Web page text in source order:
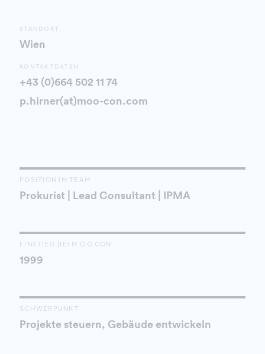
STANDORT
Wien
KONTAKTDATEN
+43 (0)664 502 11 74
p.hirner(at)moo-con.com
POSITION IM TEAM
Prokurist | Lead Consultant | IPMA
EINSTIEG BEI M.O.O.CON
1999
SCHWERPUNKT
Projekte steuern, Gebäude entwickeln